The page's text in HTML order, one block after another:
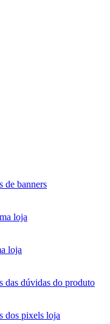
de banners
loja
loja
das dúvidas do produto
dos pixels loja